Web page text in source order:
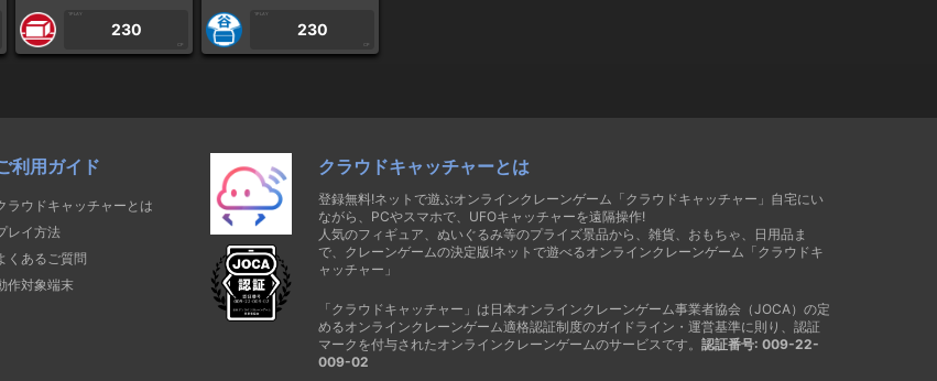
1PLAY
230
CP
1PLAY
230
CP
利用ガイド
ラウドキャッチャーとは
レイ方法
くあるご質問
作対象端末
クラウドキャッチャーとは
登録無料!ネットで遊ぶオンラインクレーンゲーム「クラウドキャッチャー」自宅にい
ながら、PCやスマホで、UFOキャッチャーを遠隔操作!
人気のフィギュア、ぬいぐるみ等のプライズ景品から、雑貨、おもちゃ、日用品ま
で、クレーンゲームの決定版!ネットで遊べるオンラインクレーンゲーム「クラウドキ
ャッチャー」
「クラウドキャッチャー」は日本オンラインクレーンゲーム事業者協会（JOCA）の定
めるオンラインクレーンゲーム適格認証制度のガイドライン・運営基準に則り、認証
マークを付与されたオンラインクレーンゲームのサービスです。 認証番号: 009-22-
009-02